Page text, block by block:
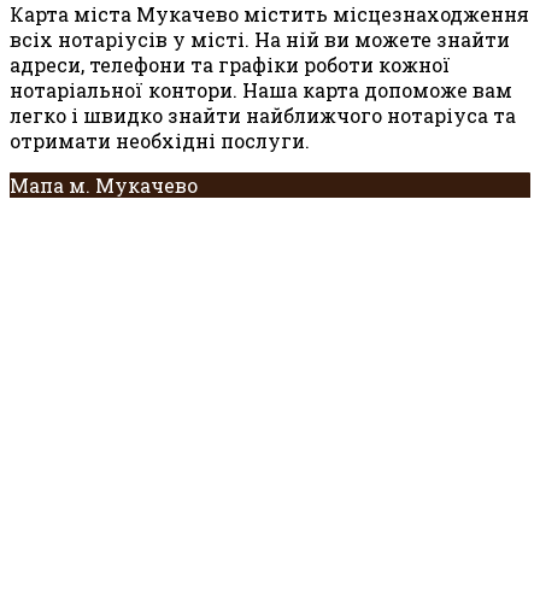
Карта міста Мукачево містить місцезнаходження
всіх нотаріусів у місті. На ній ви можете знайти
адреси, телефони та графіки роботи кожної
нотаріальної контори. Наша карта допоможе вам
легко і швидко знайти найближчого нотаріуса та
отримати необхідні послуги.
Мапа м. Мукачево